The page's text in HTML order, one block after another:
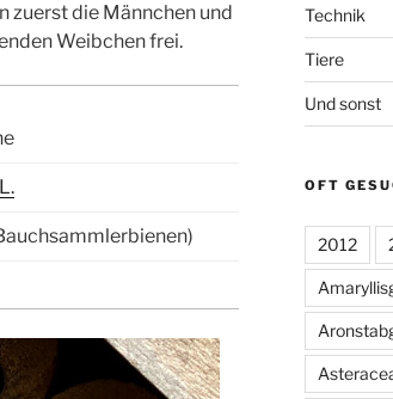
zuerst die Männchen und
Weibchen frei.
L.
Technik
Tiere
Und sonst
OFT
2012